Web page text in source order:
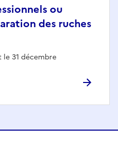
ou
des ruches
le 31 décembre